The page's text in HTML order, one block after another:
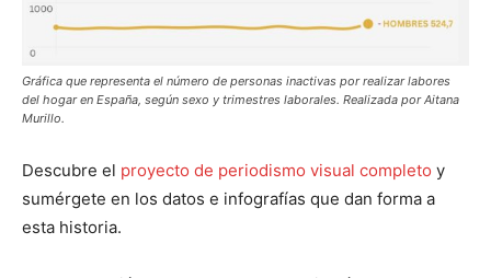
Gráfica que representa el número de personas inactivas por realizar labores
del hogar en España, según sexo y trimestres laborales. Realizada por Aitana
Murillo.
Descubre el proyecto de periodismo visual completo y
sumérgete en los datos e infografías que dan forma a
esta historia.